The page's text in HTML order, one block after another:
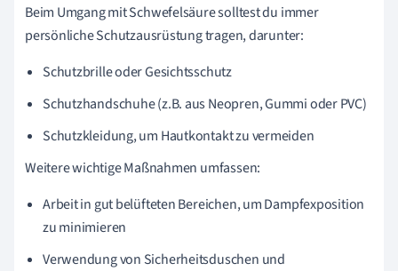
Beim Umgang mit Schwefelsäure solltest du immer
persönliche Schutzausrüstung tragen, darunter:
Schutzbrille oder Gesichtsschutz
Schutzhandschuhe (z.B. aus Neopren, Gummi oder PVC)
Schutzkleidung, um Hautkontakt zu vermeiden
Weitere wichtige Maßnahmen umfassen:
Arbeit in gut belüfteten Bereichen, um Dampfexposition
zu minimieren
Verwendung von Sicherheitsduschen und